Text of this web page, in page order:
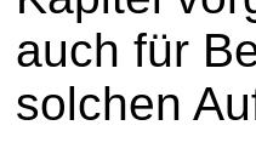
auch für
solchen